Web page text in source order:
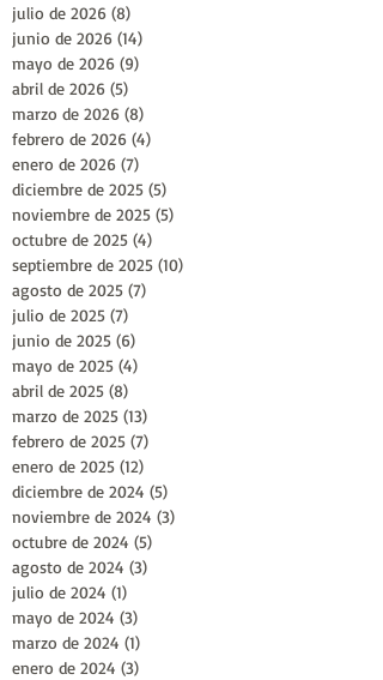
julio de 2026 (8)
junio de 2026 (14)
mayo de 2026 (9)
abril de 2026 (5)
marzo de 2026 (8)
febrero de 2026 (4)
enero de 2026 (7)
diciembre de 2025 (5)
noviembre de 2025 (5)
octubre de 2025 (4)
septiembre de 2025 (10)
agosto de 2025 (7)
julio de 2025 (7)
junio de 2025 (6)
mayo de 2025 (4)
abril de 2025 (8)
marzo de 2025 (13)
febrero de 2025 (7)
enero de 2025 (12)
diciembre de 2024 (5)
noviembre de 2024 (3)
octubre de 2024 (5)
agosto de 2024 (3)
julio de 2024 (1)
mayo de 2024 (3)
marzo de 2024 (1)
enero de 2024 (3)